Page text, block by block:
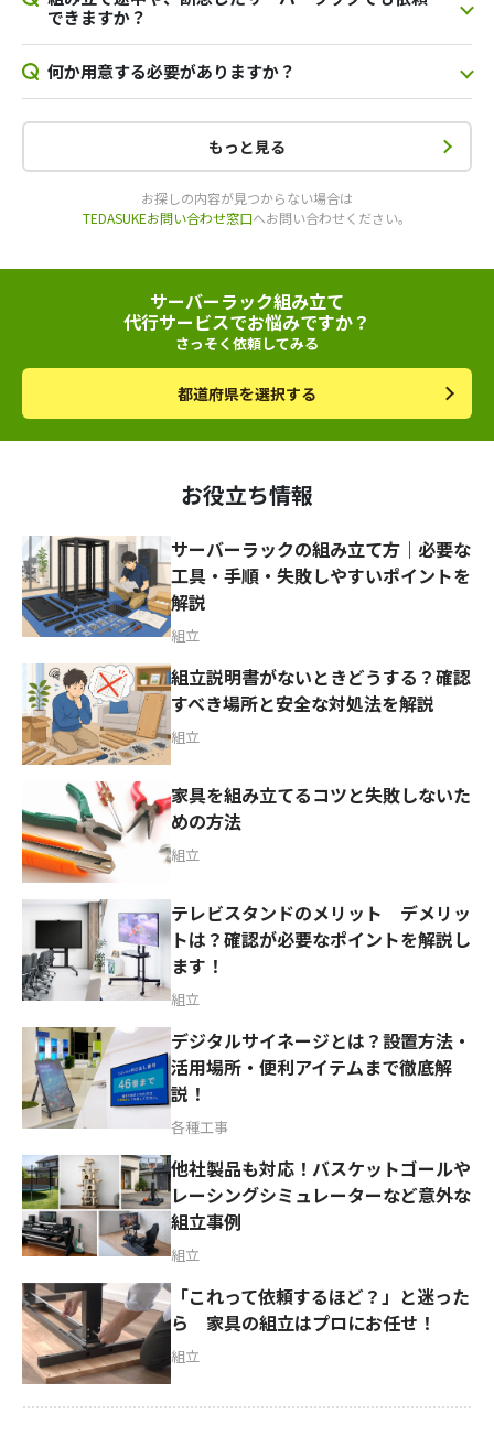
できますか？
何か用意する必要がありますか？
もっと見る
お探しの内容が見つからない場合は
TEDASUKEお問い合わせ窓口へお問い合わせください。
サーバーラック組み立て
代行サービスでお悩みですか？
さっそく依頼してみる
都道府県を選択する
お役立ち情報
サーバーラックの組み立て方｜必要な
工具・手順・失敗しやすいポイントを
解説
組立
組立説明書がないときどうする？確認
すべき場所と安全な対処法を解説
組立
家具を組み立てるコツと失敗しないた
めの方法
組立
テレビスタンドのメリット デメリッ
トは？確認が必要なポイントを解説し
ます！
組立
デジタルサイネージとは？設置方法・
活用場所・便利アイテムまで徹底解
説！
各種工事
他社製品も対応！バスケットゴールや
レーシングシミュレーターなど意外な
組立事例
組立
「これって依頼するほど？」と迷った
ら 家具の組立はプロにお任せ！
組立